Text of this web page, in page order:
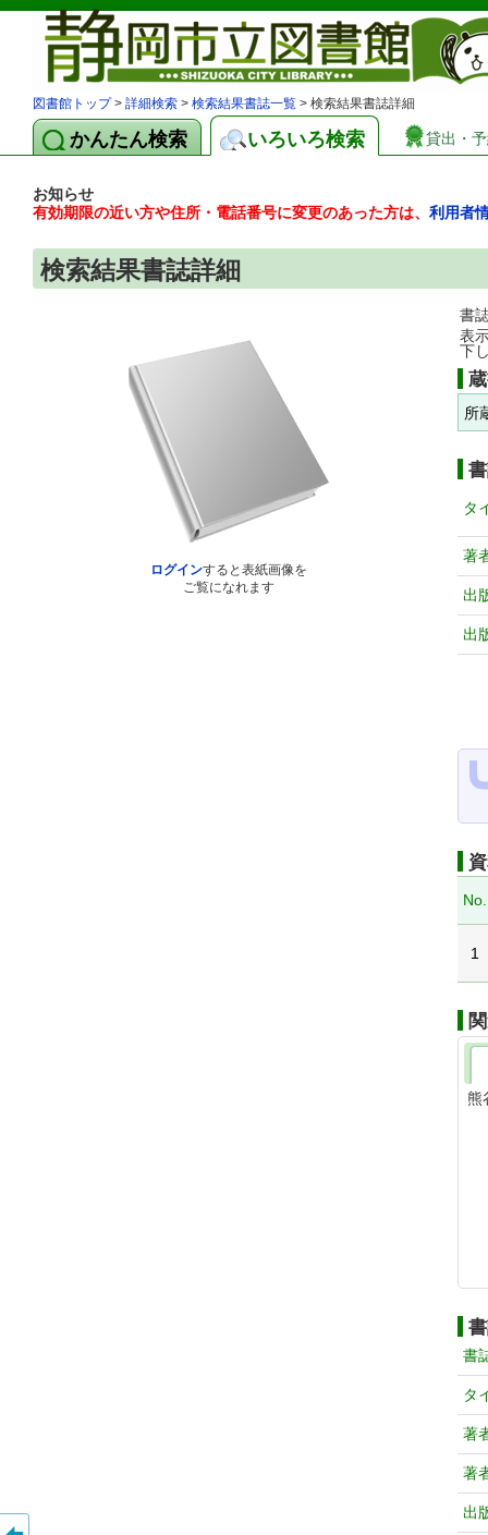
図書館トップ> 詳細検索 > 検索結果書誌一覧 > 検索結果書誌詳細
かんたん検索 いろいろ検索 貸出・
お知らせ
有効期限の近い方や住所・電話番号に変更のあった方は、 利用者
検索結果書誌詳細
ログインすると表紙画像を
ご覧になれます
書
表
下
所
タ
著
出
出
No.
1
熊
書
タ
著
著
出